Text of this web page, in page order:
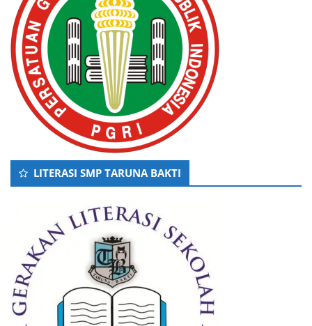
LITERASI SMP TARUNA BAKTI